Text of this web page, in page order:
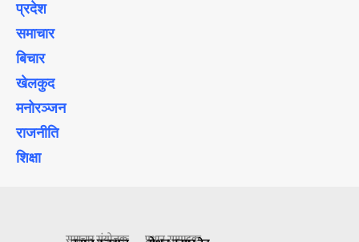
प्रदेश
समाचार
बिचार
खेलकुद
मनोरञ्जन
राजनीति
शिक्षा